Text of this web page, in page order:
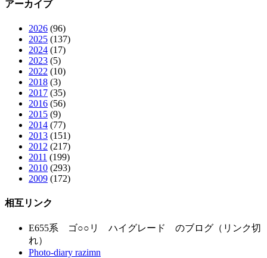
アーカイブ
2026 (96)
2025 (137)
2024 (17)
2023 (5)
2022 (10)
2018 (3)
2017 (35)
2016 (56)
2015 (9)
2014 (77)
2013 (151)
2012 (217)
2011 (199)
2010 (293)
2009 (172)
相互リンク
E655系 ゴ○○リ ハイグレード のブログ（リンク切
れ）
Photo-diary razimn